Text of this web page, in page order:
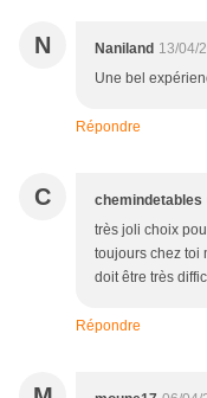
N Naniland 13/04/
Une bel
Répondre
C chemindetables
très joli choix
toujours chez toi
doit être très
Répondre